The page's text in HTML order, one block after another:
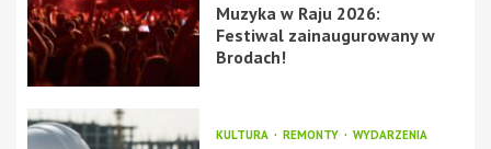
Muzyka w Raju 2026:
Festiwal zainaugurowany w
Brodach!
KULTURA REMONTY WYDARZENIA